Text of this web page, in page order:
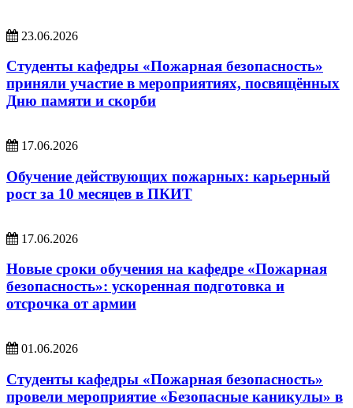
23.06.2026
Студенты кафедры «Пожарная безопасность»
приняли участие в мероприятиях, посвящённых
Дню памяти и скорби
17.06.2026
Обучение действующих пожарных: карьерный
рост за 10 месяцев в ПКИТ
17.06.2026
Новые сроки обучения на кафедре «Пожарная
безопасность»: ускоренная подготовка и
отсрочка от армии
01.06.2026
Студенты кафедры «Пожарная безопасность»
провели мероприятие «Безопасные каникулы» в